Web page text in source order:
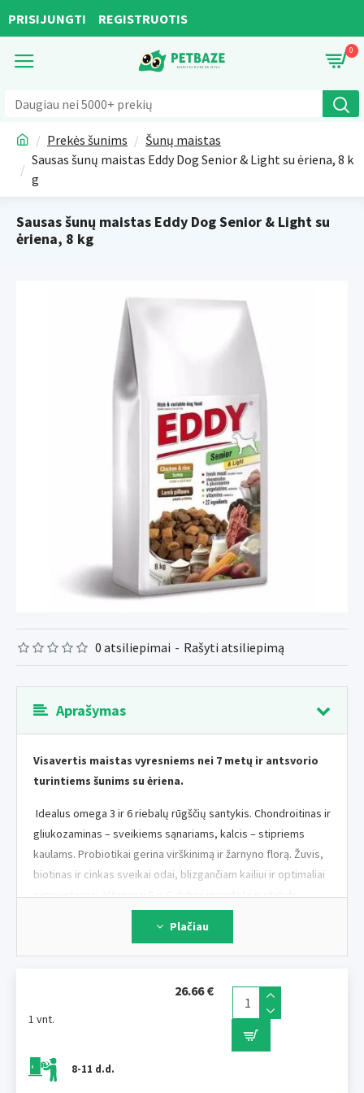
PRISIJUNGTI REGISTRUOTIS
0
Prekės šunims
Šunų maistas
Sausas šunų maistas Eddy Dog Senior & Light su ėriena, 8 k
g
Sausas šunų maistas Eddy Dog Senior & Light su
ėriena, 8 kg
0 atsiliepimai - Rašyti atsiliepimą
1 vnt.
8-11 d.d.
26.66 €
Aprašymas
Visavertis maistas vyresniems nei 7 metų ir antsvorio
turintiems šunims su ėriena.
Idealus omega 3 ir 6 riebalų rūgščių santykis. Chondroitinas ir
gliukozaminas – sveikiems sąnariams, kalcis – stipriems
kaulams. Probiotikai gerina virškinimą ir žarnyno florą. Žuvis,
biotinas ir cinkas sveikai odai, blizgančiam kailiui ir optimaliai
pigmentacijai. Vitaminai E ir C didina imunitetą ir stabdo
paukštienos miltai), kviečiai, ryžiai, smulkiai malti kukurūzai,
džiovinti cukraus gabalėliai, paukštienos riebalai, žuvies
miltai, džiovintos mielės, džiovintos obuolių išspaudos,
ėrienos miltai, bulvių dribsniai, kviečių gemalai , kiaušiniai,
lašišų aliejus, saulėgrąžų aliejus, jogurtas, džiovinti
Plačiau